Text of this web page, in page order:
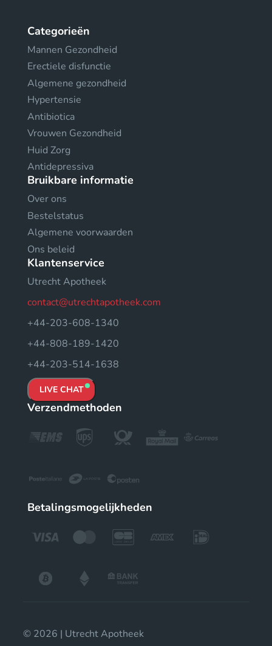
Categorieën
Mannen Gezondheid
Erectiele disfunctie
Algemene gezondheid
Hypertensie
Antibiotica
Vrouwen Gezondheid
Huid Zorg
Antidepressiva
Bruikbare informatie
Over ons
Bestelstatus
Algemene voorwaarden
Ons beleid
Klantenservice
Utrecht Apotheek
contact@utrechtapotheek.com
+44-203-608-1340
+44-808-189-1420
+44-203-514-1638
LIVE CHAT
Verzendmethoden
Betalingsmogelijkheden
© 2026 | Utrecht Apotheek